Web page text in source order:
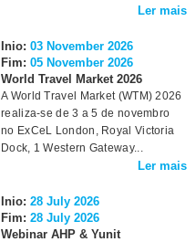
Ler mais
Inio: 03 November 2026
Fim: 05 November 2026
World Travel Market 2026
A World Travel Market (WTM) 2026
realiza-se de 3 a 5 de novembro
no ExCeL London, Royal Victoria
Dock, 1 Western Gateway...
Ler mais
Inio: 28 July 2026
Fim: 28 July 2026
Webinar AHP & Yunit